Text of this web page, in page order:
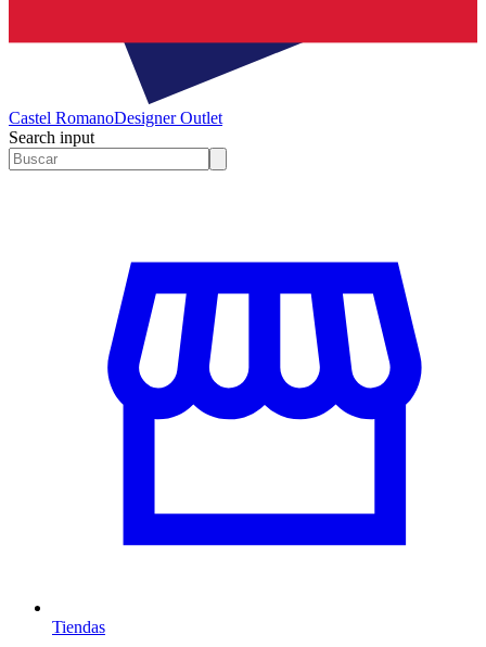
Castel RomanoDesigner Outlet
Search input
Tiendas